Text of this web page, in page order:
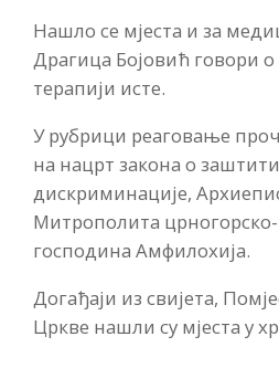
Нашло се мјеста и за
Драгица Бојовић говори
терапији исте.
У рубрици реаговање
на нацрт закона о
дискриминације,
Митрополита
господина Амфилохија.
Догађаји из свијета,
Цркве нашли су мјеста у